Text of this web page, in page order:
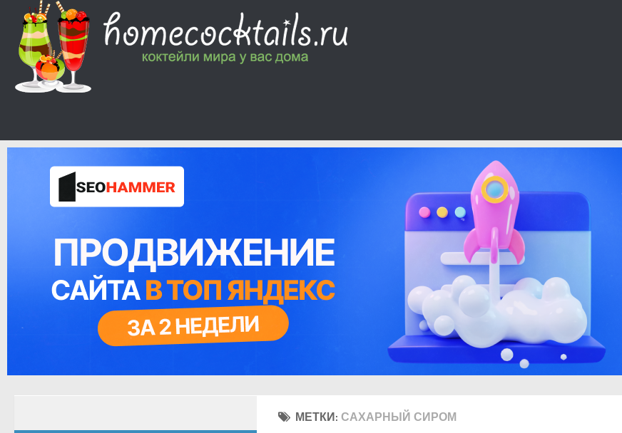
МЕТКИ: САХАРНЫЙ СИРОМ